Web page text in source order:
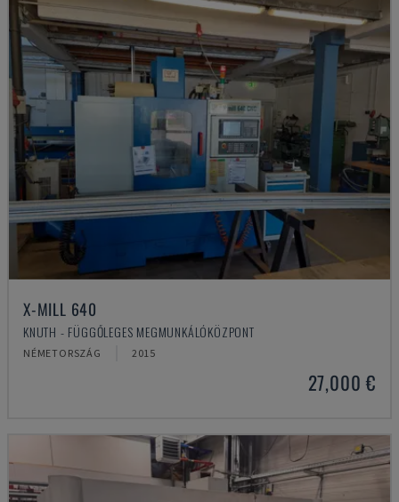
X-MILL 640
KNUTH - FÜGGŐLEGES MEGMUNKÁLÓKÖZPONT
NÉMETORSZÁG 2015
27,000 €